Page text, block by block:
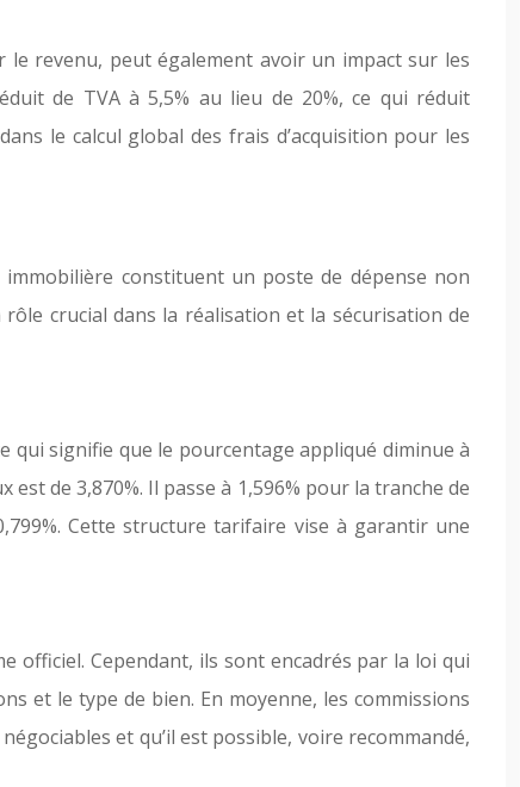
le revenu, peut également avoir un impact sur les
de TVA à 5,5% au lieu de 20%, ce qui réduit
le calcul global des frais d’acquisition pour les
constituent un poste de dépense non
crucial dans la réalisation et la sécurisation de
qui signifie que le pourcentage appliqué diminue à
de 3,870%. Il passe à 1,596% pour la tranche de
Cette structure tarifaire vise à garantir une
officiel. Cependant, ils sont encadrés par la loi qui
et le type de bien. En moyenne, les commissions
et qu’il est possible, voire recommandé,